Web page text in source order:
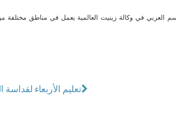
العربي في وكالة زينيت العالمية يعمل في مناطق
تعليم الأربعاء